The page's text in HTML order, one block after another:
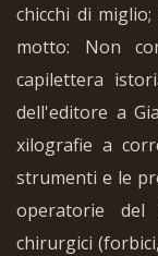
chicchi di
motto: Non
capilettera
dell'editore a
xilografie a
strumenti e le
operatorie del
chirurgici